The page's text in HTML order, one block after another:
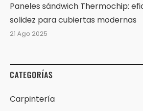
Paneles sándwich Thermochip:
solidez para cubiertas modernas
21 Ago 2025
CATEGORÍAS
Carpintería